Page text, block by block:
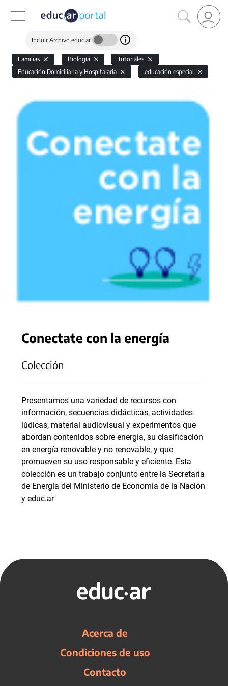
Incluir Archivo educ.ar
Familias Biología
Tutoriales
Educación Domiciliaria y Hospitalaria
educación especial
Conectate con la energía
Colección
Presentamos una variedad de recursos con
información, secuencias didácticas, actividades
lúdicas, material audiovisual y experimentos que
abordan contenidos sobre energía, su clasificación
en energía renovable y no renovable, y que
promueven su uso responsable y eficiente. Esta
colección es un trabajo conjunto entre la Secretaría
de Energía del Ministerio de Economía de la Nación
y educ.ar
Acerca de
Condiciones de uso
Contacto